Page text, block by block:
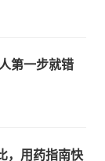
第一步就错
，用药指南快